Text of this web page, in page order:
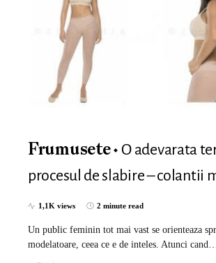
Frumusete
O adevarata
procesul de slabire – colantii
1,1K views 2 minute read
Un public feminin tot mai vast se orienteaza
modelatoare, ceea ce e de inteles. Atunci